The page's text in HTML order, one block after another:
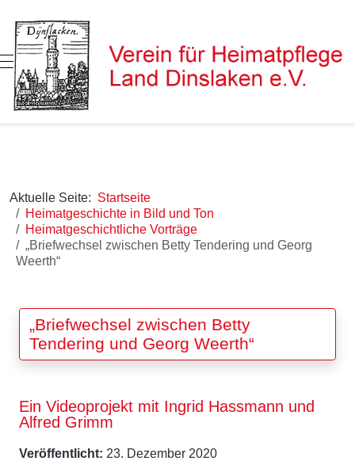
Mobile Menu Toggle
Aktuelle Seite: Startseite
Heimatgeschichte in Bild und Ton
Heimatgeschichtliche Vorträge
„Briefwechsel zwischen Betty Tendering und Georg
Weerth“
„Briefwechsel zwischen Betty
Tendering und Georg Weerth“
Ein Videoprojekt mit Ingrid Hassmann und
Alfred Grimm
Veröffentlicht: 23. Dezember 2020